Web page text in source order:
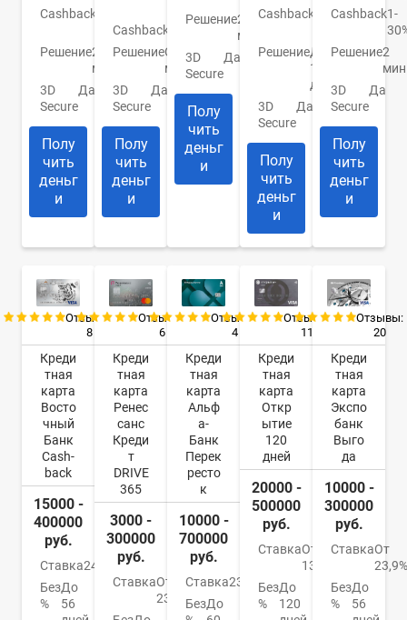
Cashback
30%
Решение2
мин.
3D
Secure
Да
Полу
чить
деньг
и
Cashback
РешениеОт 2
мин.
3D
Secure
Да
Полу
чить
деньг
и
Решение2
мин.
3D
Secure
Да
Полу
чить
деньг
и
Cashback
До
РешениеДо
1
дня
3D
Secure
Да
Полу
чить
деньг
и
Cashback1-
Решение2
3D
Secure
Да
Полу
чить
деньг
и
Отзывы:
8
Креди
тная
карта
Восто
чный
Банк
Cash-
back
15000 -
400000
руб.
Ставка24%
Без
%
До
56
Отзывы:
6
Креди
тная
карта
Ренес
санс
Креди
т
DRIVE
365
3000 -
300000
руб.
СтавкаОт
23.9%
Отзывы:
4
Креди
тная
карта
Альф
а-
Банк
Перек
ресто
к
10000 -
700000
руб.
Ставка23.99%
БезДо
Отзывы:
11
Креди
тная
карта
Откр
ытие
120
дней
20000 -
500000
руб.
СтавкаОт
13,9%
Без
%
До
120
Отзывы:
20
Креди
тная
карта
Экспо
банк
Выго
да
10000 -
300000
руб.
СтавкаОт
23,9%
Без
%
До
56